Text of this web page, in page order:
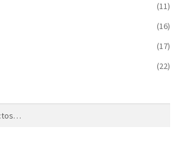
(11)
(16)
(17)
(22)